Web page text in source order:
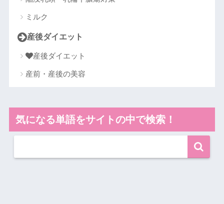
ミルク
産後ダイエット
産後ダイエット
産前・産後の美容
気になる単語をサイトの中で検索！